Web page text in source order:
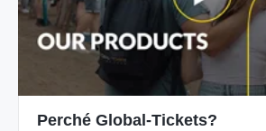
Perché Global-Tickets?